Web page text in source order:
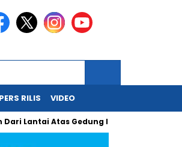
PERS RILIS VIDEO
Atas Gedung Lotte Avenue Mega